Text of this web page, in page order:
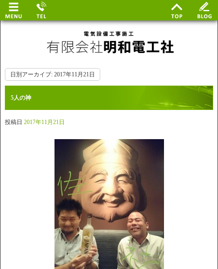
日別アーカイブ: 2017年11月21日
5人の神
投稿日 2017年11月21日